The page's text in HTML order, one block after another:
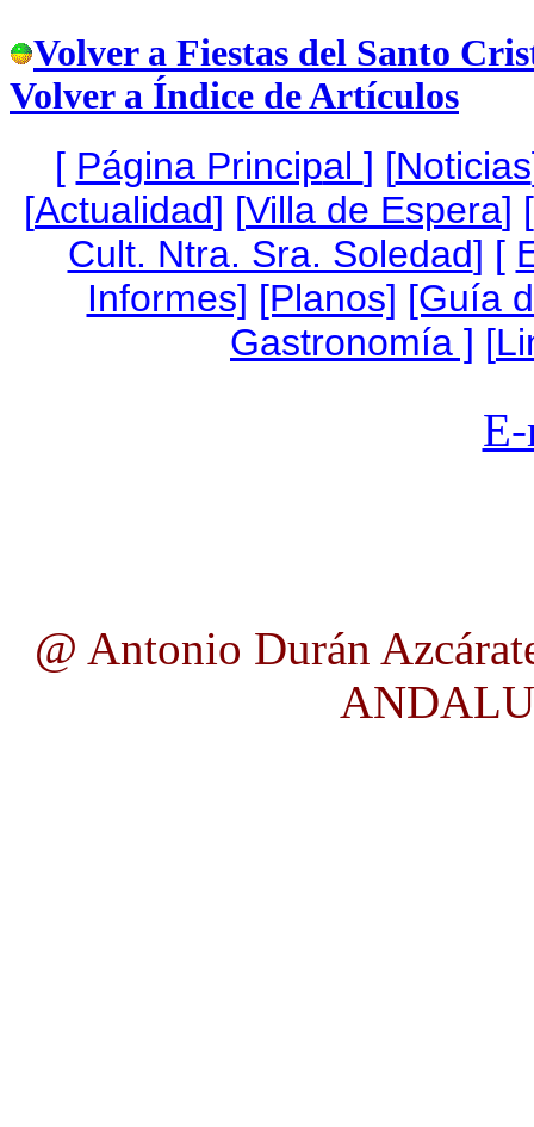
Volver a Fiestas del Santo
Volver a Índice de Artículos
[ Página Principal ] [Noticias
[Actualidad] [Villa de Espera] [
Cult. Ntra. Sra. Soledad] [
Informes] [Planos] [Guía
Gastronomía ] [
@ Antonio Durán